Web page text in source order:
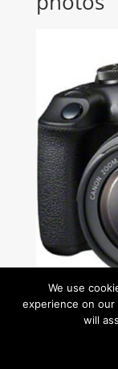
Test :
objectif EF-
We use
experience on
will